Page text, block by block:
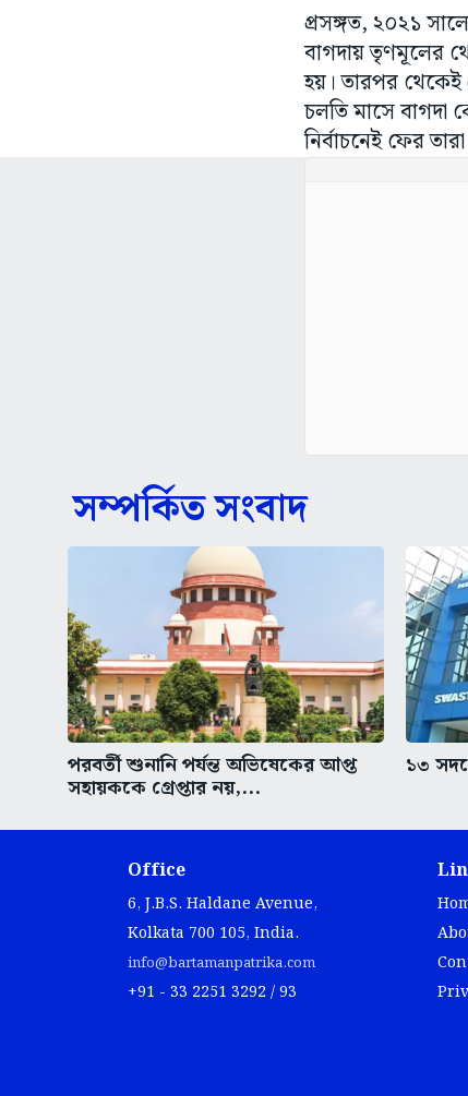
প্রসঙ্গত, ২০২১
বাগদায় তৃণমূলের
হয়। তারপর
চলতি মাসে বাগদা
নির্বাচনেই ফের
সম্পর্কিত সংবাদ
পরবর্তী শুনানি পর্যন্ত অভিষেকের আপ্ত
সহায়ককে গ্রেপ্তার নয়,...
১৩
Office
6, J.B.S. Haldane Avenue,
Kolkata 700 105, India.
info@bartamanpatrika.com
+91 - 33 2251 3292 / 93